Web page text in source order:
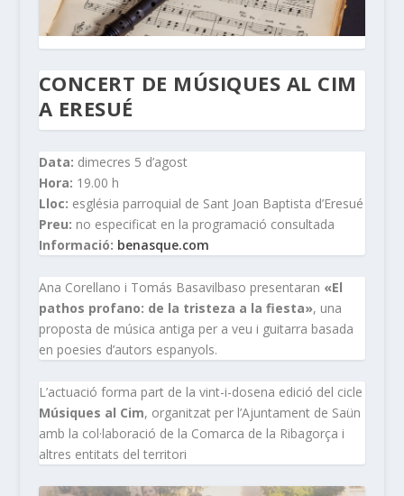
CONCERT DE MÚSIQUES AL CIM
A ERESUÉ
Data: dimecres 5 d’agost
Hora: 19.00 h
Lloc: església parroquial de Sant Joan Baptista d’Eresué
Preu: no especificat en la programació consultada
Informació: benasque.com
Ana Corellano i Tomás Basavilbaso presentaran «El
pathos profano: de la tristeza a la fiesta», una
proposta de música antiga per a veu i guitarra basada
en poesies d’autors espanyols.
L’actuació forma part de la vint-i-dosena edició del cicle
Músiques al Cim, organitzat per l’Ajuntament de Saün
amb la col·laboració de la Comarca de la Ribagorça i
altres entitats del territori